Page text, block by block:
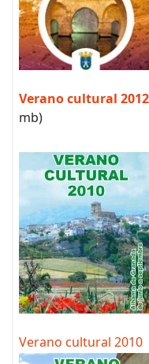
Verano cultural 2012
mb)
Verano cultural 2010